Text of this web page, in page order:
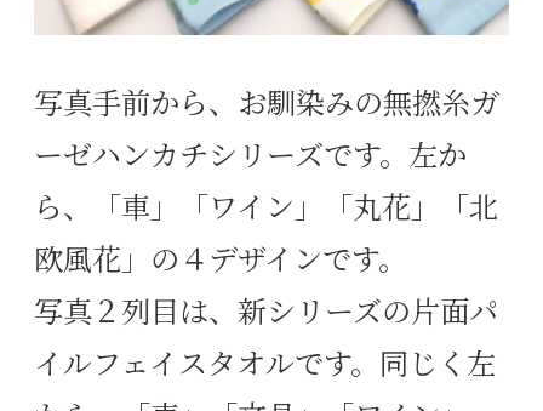
写真手前から、お馴染みの無撚糸ガ
ーゼハンカチシリーズです。左か
ら、「車」「ワイン」「丸花」「北
欧風花」の４デザインです。
写真２列目は、新シリーズの片面パ
イルフェイスタオルです。同じく左